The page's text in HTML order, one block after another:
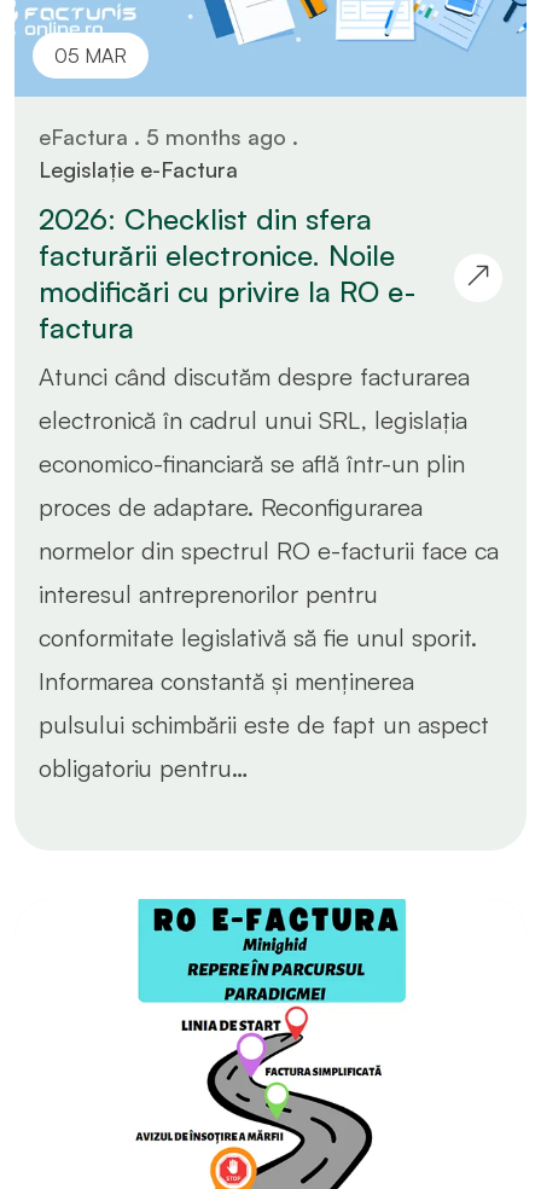
05 MAR
eFactura . 5 months ago .
Legislație e-Factura
2026: Checklist din sfera
facturării electronice. Noile
modificări cu privire la RO e-
factura
Atunci când discutăm despre facturarea
electronică în cadrul unui SRL, legislația
economico-financiară se află într-un plin
proces de adaptare. Reconfigurarea
normelor din spectrul RO e-facturii face ca
interesul antreprenorilor pentru
conformitate legislativă să fie unul sporit.
Informarea constantă și menținerea
pulsului schimbării este de fapt un aspect
obligatoriu pentru…